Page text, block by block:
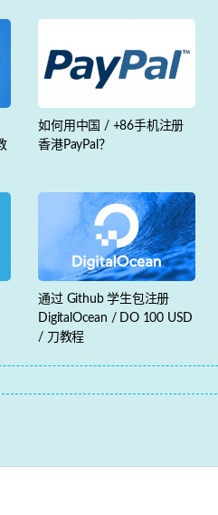
如何用中国 / +86手机注册
香港PayPal？
通过 Github 学生包注册
DigitalOcean / DO 100 USD
/ 刀教程